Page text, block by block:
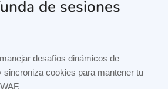
de sesiones
desafíos dinámicos de
sincroniza cookies para mantener tu